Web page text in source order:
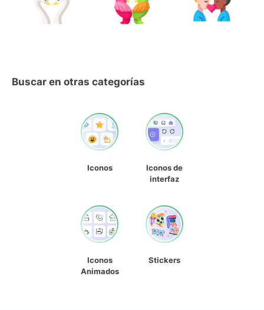
Buscar en otras categorías
Iconos
Iconos de
interfaz
Iconos
Animados
Stickers